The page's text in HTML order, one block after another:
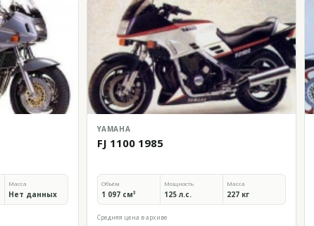
Масса
Нет данных
YAMAHA
FJ 1100 1985
Объём
1 097 см³
Мощность
125 л.с.
Масса
227 кг
Средняя цена в архиве